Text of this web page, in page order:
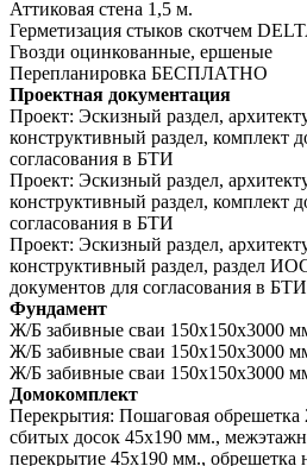
Аттиковая стена 1,5 м.
Герметизация стыков скотчем
Гвозди оцинкованные, ершеные
Перепланировка БЕСПЛАТНО
Проектная документация
Проект: Эскизный раздел,
конструктивный раздел, комплект
согласования в БТИ
Проект: Эскизный раздел,
конструктивный раздел, комплект
согласования в БТИ
Проект: Эскизный раздел,
конструктивный раздел, раздел
документов для согласования в БТИ
Фундамент
Ж/Б забивные сваи 150х150х3000
Ж/Б забивные сваи 150х150х3000
Ж/Б забивные сваи 150х150х3000
Домокомплект
Перекрытия: Пошаговая обрешетка
сбитых досок 45х190 мм.,
перекрытие 45х190 мм., обрешетка